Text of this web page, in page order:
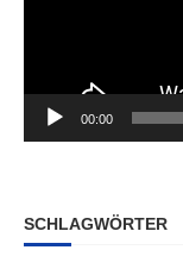
00:00
SCHLAGWÖRTER